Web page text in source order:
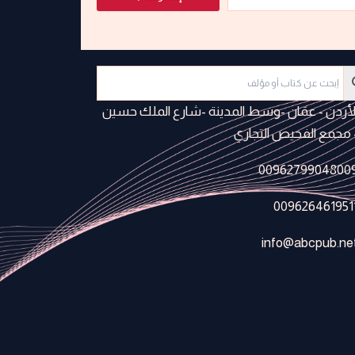
- عمَان -وسط المدينة -شارع الملك حسين
مجمع الفحيص التجاري